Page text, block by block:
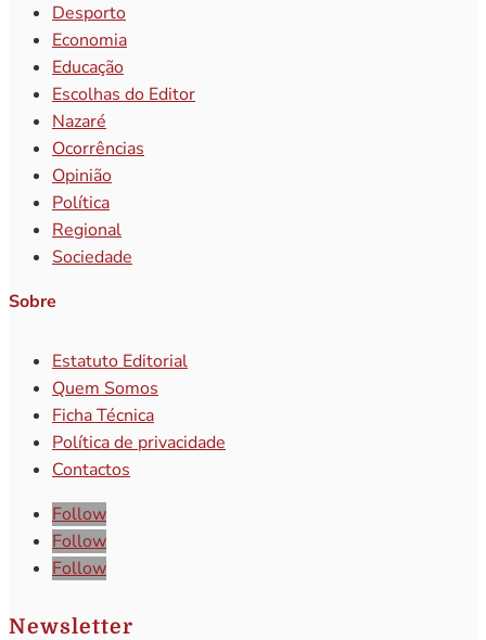
Desporto
Economia
Educação
Escolhas do Editor
Nazaré
Ocorrências
Opinião
Política
Regional
Sociedade
Sobre
Estatuto Editorial
Quem Somos
Ficha Técnica
Política de privacidade
Contactos
Follow
Follow
Follow
Newsletter